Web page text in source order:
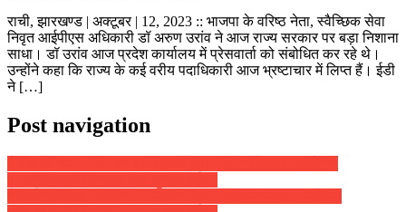
राची, झारखण्ड | अक्टूबर | 12, 2023 :: भाजपा के वरिष्ठ नेता, स्वैच्छिक सेवा
निवृत आईपीएस अधिकारी डॉ अरुण उरांव ने आज राज्य सरकार पर बड़ा निशाना
साधा। डॉ उरांव आज प्रदेश कार्यालय में प्रेसवार्ता को संबोधित कर रहे थे।
उन्होंने कहा कि राज्य के कई वरीय पदाधिकारी आज भ्रष्टाचार में लिप्त हैं। ईडी
ने […]
Post navigation